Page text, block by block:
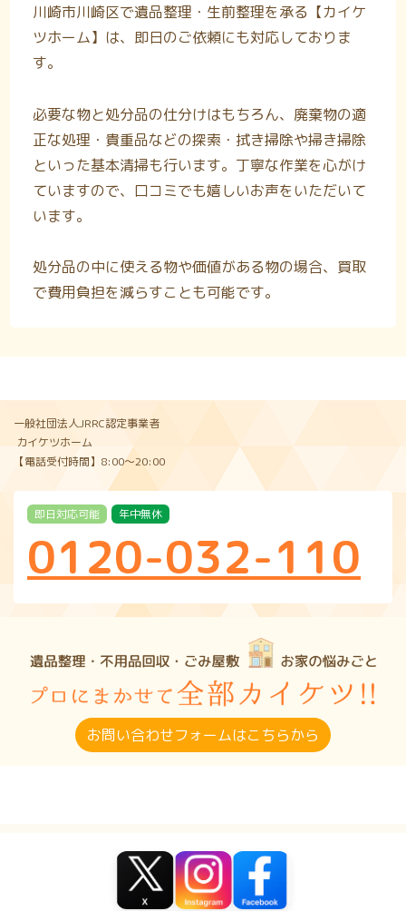
川崎市川崎区で遺品整理・生前整理を承る【カイケ
ツホーム】は、即日のご依頼にも対応しておりま
す。
必要な物と処分品の仕分けはもちろん、廃棄物の適
正な処理・貴重品などの探索・拭き掃除や掃き掃除
といった基本清掃も行います。丁寧な作業を心がけ
ていますので、口コミでも嬉しいお声をいただいて
います。
処分品の中に使える物や価値がある物の場合、買取
で費用負担を減らすことも可能です。
一般社団法人JRRC認定事業者
カイケツホーム
【電話受付時間】8:00〜20:00
即日対応可能 年中無休
0120-032-110
お問い合わせフォームはこちらから